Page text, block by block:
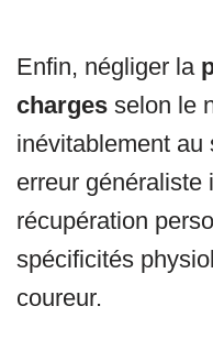
Enfin, négliger la
charges selon le
inévitablement au
erreur généraliste
récupération
spécificités
coureur.